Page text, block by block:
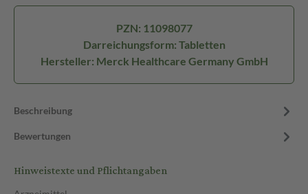
PZN: 11098077
Darreichungsform: Tabletten
Hersteller: Merck Healthcare Germany GmbH
Beschreibung
Bewertungen
Hinweistexte und Pflichtangaben